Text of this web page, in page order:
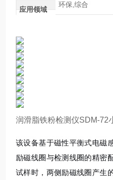
应用领域
环保,综合
润滑脂铁粉检测仪SDM-72
该设备基于磁性平衡式电磁
励磁线圈与检测线圈的精密
试样时，两侧励磁线圈产生